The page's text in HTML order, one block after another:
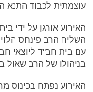
עוצמתית לכבוד התנא
האירוע אורגן על ידי
השליח הרב פינחס
עם בית חב"ד ליוצאי
בניהולו של הרב שאול
האירוע נפתח בכינוס